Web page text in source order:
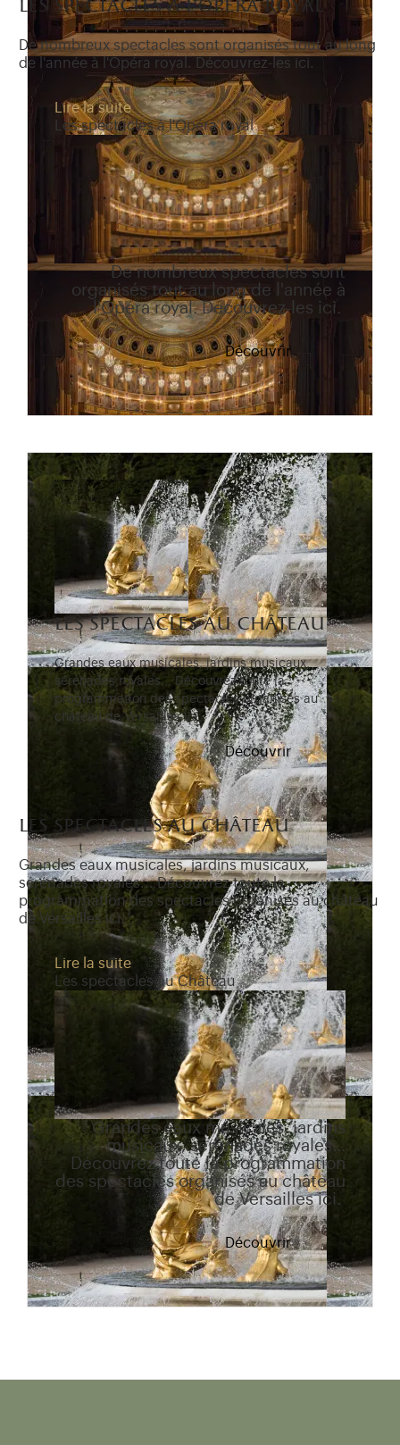
les spectacles à l'opéra royal
De nombreux spectacles sont organisés tout au long
de l'année à l'Opéra royal. Découvrez-les ici.
Lire la suite
Les spectacles à l'Opéra royal
De nombreux spectacles sont
organisés tout au long de l'année à
l'Opéra royal. Découvrez-les ici.
Découvrir
les spectacles au château
Grandes eaux musicales, jardins musicaux,
sérénades royales... Découvrez toute la
programmation des spectacles organisés au
château de Versailles ici.
Découvrir
les spectacles au château
Grandes eaux musicales, jardins musicaux,
sérénades royales... Découvrez toute la
programmation des spectacles organisés au château
de Versailles ici.
Lire la suite
Les spectacles au Château
Grandes eaux musicales, jardins
musicaux, sérénades royales...
Découvrez toute la programmation
des spectacles organisés au château
de Versailles ici.
Découvrir